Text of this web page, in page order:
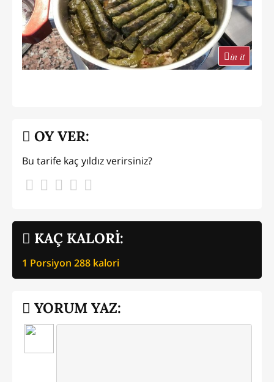
in it
KAÇ KALORİ:
1 Porsiyon 288 kalori
OY VER:
Bu tarife kaç yıldız verirsiniz?
YORUM YAZ: